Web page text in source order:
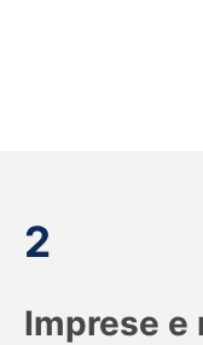
2
Imprese e